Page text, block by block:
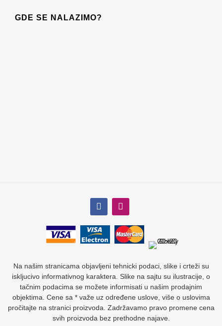
GDE SE NALAZIMO?
Na našim stranicama objavljeni tehnicki podaci, slike i crteži su
iskljucivo informativnog karaktera. Slike na sajtu su ilustracije, o
tačnim podacima se možete informisati u našim prodajnim
objektima. Cene sa * važe uz određene uslove, više o uslovima
pročitajte na stranici proizvoda. Zadržavamo pravo promene cena
svih proizvoda bez prethodne najave.